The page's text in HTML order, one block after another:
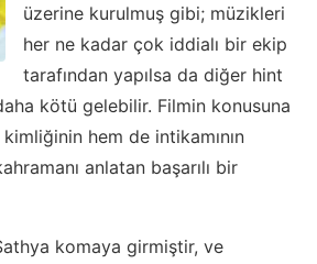
üzerine kurulmuş gibi; müzikleri
her ne kadar çok iddialı bir ekip
tarafından yapılsa da diğer hint
kötü gelebilir. Filmin konusuna
hem de intikamının
anlatan başarılı bir
komaya girmiştir, ve